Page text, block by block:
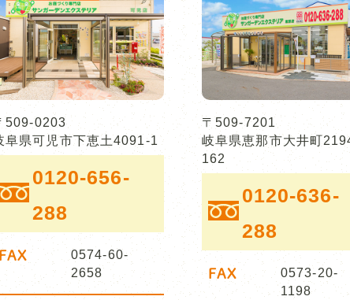
509-0203
阜県可児市下恵土4091-1
0120-656-
288
0574-60-
2658
〒509-7201
岐阜県恵那市大井町
162
0120-636-
288
FAX
0573-20-
1198